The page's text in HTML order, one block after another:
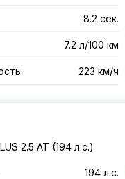
8.2 сек.
7.2 л/100 км
223 км/ч
2.5 AT (194 л.с.)
194 л.с.